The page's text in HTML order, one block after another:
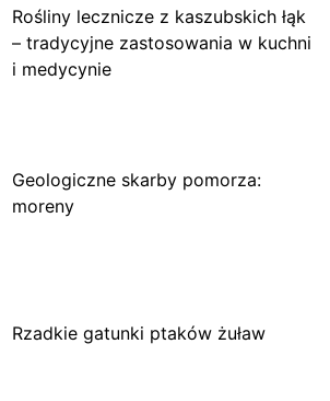
Rośliny lecznicze z kaszubskich łąk
– tradycyjne zastosowania w kuchni
i medycynie
Geologiczne skarby pomorza:
moreny
Rzadkie gatunki ptaków żuław